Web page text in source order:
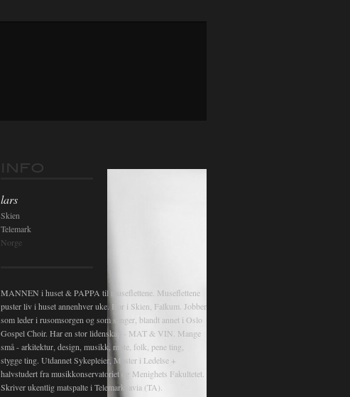
INFO
lars
Skien
Telemark
Norge
MANNEN i huset & PAPPA til museflettene. Museflettene
puster liv i huset annenhver uke. Bor i Skien, Falkum. Jobber
som leder i rusomsorgen og som sanger, blandt annet i Oslo
Gospel Choir. Har en stor lidenskap - MAT & VIN. Mange
små - arkitektur, design, musikk, mote, folk, pene ting,
stygge ting. Utdannet Sykepleier, Master i Ledelse +
halvstudert fra musikkonservatoriet og Menighets Fakultetet.
Skriver ukentlig matspalte i Telemarksavia (TA).